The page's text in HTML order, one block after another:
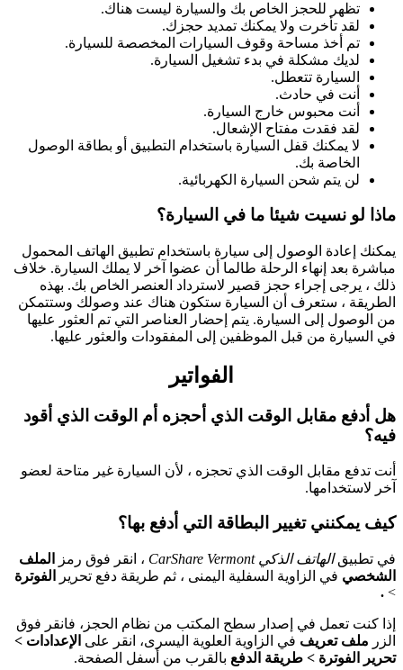
تظهر للحجز الخاص بك والسيارة ليست هناك.
لقد تأخرت ولا يمكنك تمديد حجزك.
تم أخذ مساحة وقوف السيارات المخصصة للسيارة.
لديك مشكلة في بدء تشغيل السيارة.
السيارة تتعطل.
أنت في حادث.
أنت محبوس خارج السيارة.
لقد فقدت مفتاح الإشعال.
لا يمكنك قفل السيارة باستخدام التطبيق أو بطاقة الوصول
الخاصة بك.
لن يتم شحن السيارة الكهربائية.
ماذا لو نسيت شيئا ما في السيارة؟
يمكنك إعادة الوصول إلى سيارة باستخدام تطبيق الهاتف المحمول
مباشرة بعد إنهاء الرحلة طالما أن عضوا آخر لا يملك السيارة. خلاف
ذلك ، يرجى إجراء حجز قصير لاسترداد العنصر الخاص بك. بهذه
الطريقة ، ستعرف أن السيارة ستكون هناك عند وصولك وستتمكن
من الوصول إلى السيارة. يتم إحضار العناصر التي تم العثور عليها
في السيارة من قبل الموظفين إلى المفقودات والعثور عليها.
الفواتير
هل أدفع مقابل الوقت الذي أحجزه أم الوقت الذي أقود
فيه؟
أنت تدفع مقابل الوقت الذي تحجزه ، لأن السيارة غير متاحة لعضو
آخر لاستخدامها.
كيف يمكنني تغيير البطاقة التي أدفع بها؟
في تطبيقالهاتف الذكي CarShare Vermont ، انقر فوق رمز
الملف
الشخصي في الزاوية السفلية اليمنى ، ثم طريقة دفع تحرير
الفوترة
>
.
إذا كنت تعمل في إصدار سطح المكتب من نظام الحجز، فانقر فوق
الزر ملف تعريف في الزاوية العلوية اليسرى، انقر على الإعدادات >
تحرير الفوترة > طريقة الدفع بالقرب من أسفل الصفحة.